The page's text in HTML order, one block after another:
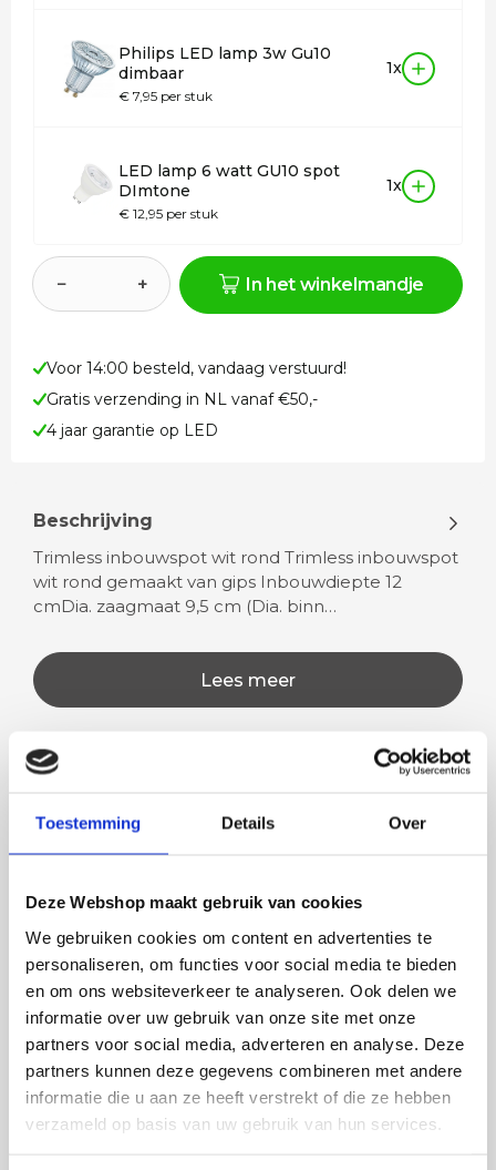
Toestemming Details Over
Deze Webshop maakt gebruik van cookies
We gebruiken cookies om content en advertenties te
personaliseren, om functies voor social media te bieden
en om ons websiteverkeer te analyseren. Ook delen we
informatie over uw gebruik van onze site met onze
partners voor social media, adverteren en analyse. Deze
partners kunnen deze gegevens combineren met andere
informatie die u aan ze heeft verstrekt of die ze hebben
verzameld op basis van uw gebruik van hun services.
Philips LED lamp 3w Gu10
dimbaar
€ 7,95 per stuk
1x
LED lamp 6 watt GU10 spot
DImtone
€ 12,95 per stuk
1x
− + In het winkelmandje
Voor 14:00 besteld, vandaag verstuurd!
Gratis verzending in NL vanaf €50,-
4 jaar garantie op LED
Beschrijving
Trimless inbouwspot wit rond Trimless inbouwspot
wit rond gemaakt van gips Inbouwdiepte 12
cmDia. zaagmaat 9,5 cm (Dia. binn…
Lees meer
Rian
Fijne site waar ik een mooie
besteld. De volgende dag
werd deze al bezorgd. Super
netjes en veilig verpakt.
volledig naar wens.
artikel is zeer mooi
veel sfeer, het is ook
eenvoudig te
BESTELINCLUSIEF
LICHTBRONNEN